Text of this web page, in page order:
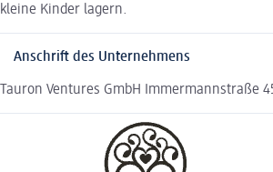
kleine Kinder lagern.
Anschrift des Unternehmens
Tauron Ventures GmbH Immermannstraße